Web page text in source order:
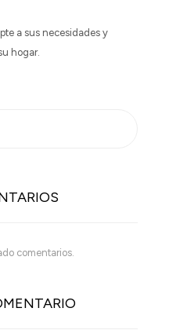
a sus necesidades y
hogar.
comentarios.